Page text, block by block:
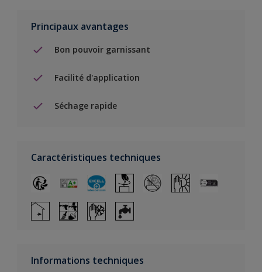
Principaux avantages
Bon pouvoir garnissant
Facilité d'application
Séchage rapide
Caractéristiques techniques
Informations techniques